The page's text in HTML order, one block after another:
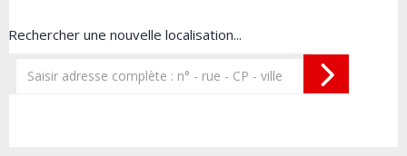
Rechercher une nouvelle localisation...